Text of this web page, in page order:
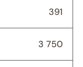
391
3 750